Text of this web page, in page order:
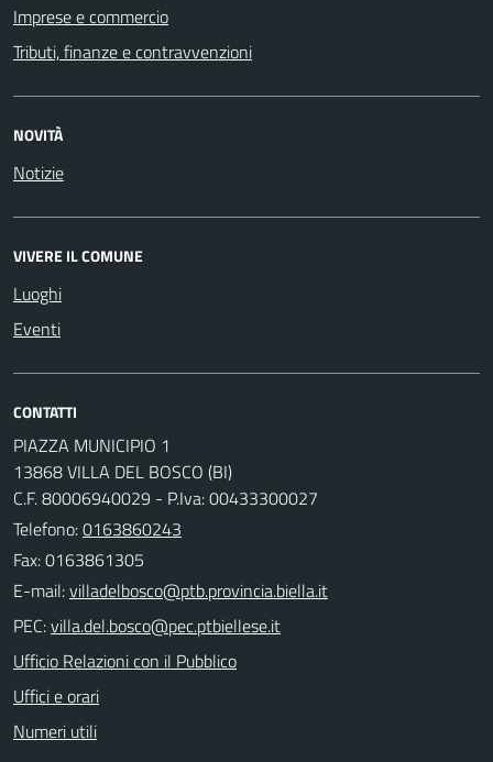
Imprese e commercio
Tributi, finanze e contravvenzioni
NOVITÀ
Notizie
VIVERE IL COMUNE
Luoghi
Eventi
CONTATTI
PIAZZA MUNICIPIO 1
13868 VILLA DEL BOSCO (BI)
C.F. 80006940029 - P.Iva: 00433300027
Telefono:0163860243
Fax: 0163861305
E-mail:
PEC:
Ufficio Relazioni con il Pubblico
Uffici e orari
Numeri utili